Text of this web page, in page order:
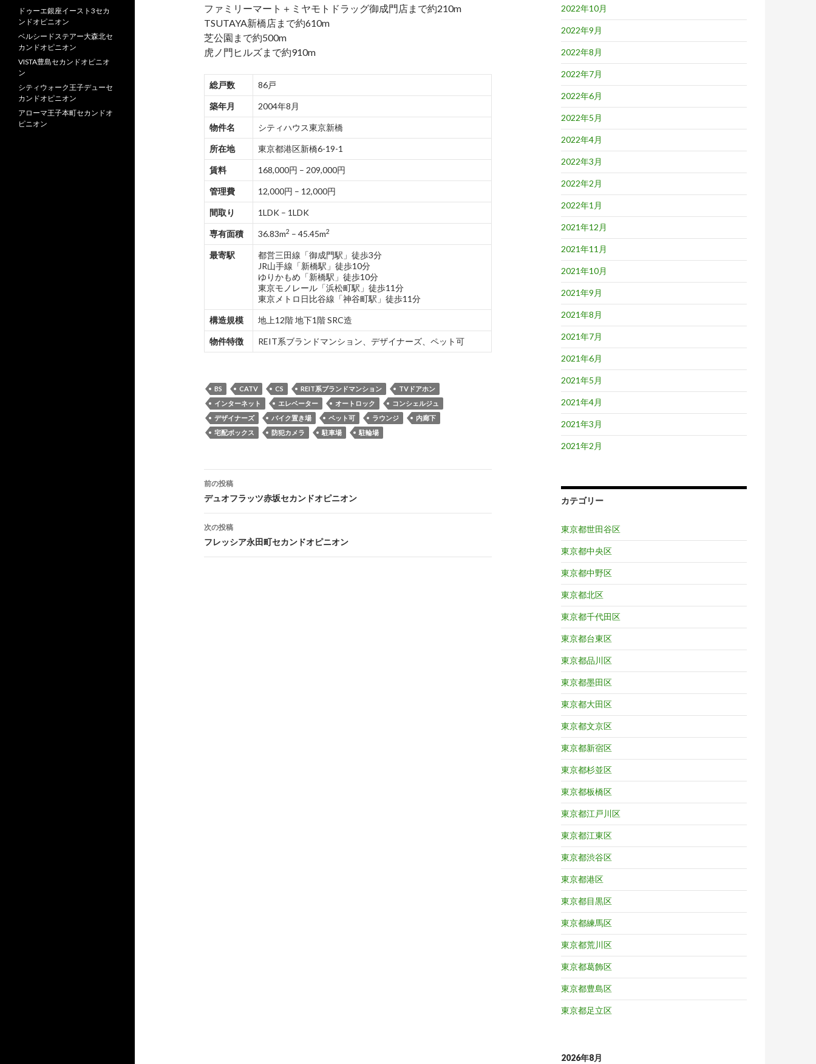
ファミリーマート＋ミヤモトドラッグ御成門店まで約210m
TSUTAYA新橋店まで約610m
芝公園まで約500m
虎ノ門ヒルズまで約910m
総戸数 86戸
築年月 2004年8月
物件名 シティハウス東京新橋
所在地 東京都港区新橋6-19-1
賃料 168,000円 – 209,000円
管理費 12,000円 – 12,000円
間取り 1LDK – 1LDK
専有面積 36.83m2 – 45.45m2
最寄駅
都営三田線「御成門駅」徒歩3分
JR山手線「新橋駅」徒歩10分
ゆりかもめ「新橋駅」徒歩10分
東京モノレール「浜松町駅」徒歩11分
東京メトロ日比谷線「神谷町駅」徒歩11分
構造規模 地上12階 地下1階 SRC造
物件特徴 REIT系ブランドマンション、デザイナーズ、ペット可
BS CATV CS REIT系ブランドマンション
TVドアホン
インターネット
エレベーター オートロック
コンシェルジュ
デザイナーズ
バイク置き場 ペット可 ラウンジ
内廊下
宅配ボックス
防犯カメラ 駐車場 駐輪場
投
稿
ナ
ビ
ゲ
前の投稿
デュオフラッツ赤坂セカンドオピニオン
次の投稿
フレッシア永田町セカンドオピニオン
2022年10月
2022年9月
2022年8月
2022年7月
2022年6月
2022年5月
2022年4月
2022年3月
2022年2月
2022年1月
2021年12月
2021年11月
2021年10月
2021年9月
2021年8月
2021年7月
2021年6月
2021年5月
2021年4月
2021年3月
2021年2月
カテゴリー
東京都世田谷区
東京都中央区
東京都中野区
東京都北区
東京都千代田区
東京都台東区
東京都品川区
東京都墨田区
東京都大田区
東京都文京区
東京都新宿区
東京都杉並区
東京都板橋区
東京都江戸川区
東京都江東区
東京都渋谷区
東京都港区
東京都目黒区
東京都練馬区
東京都荒川区
東京都葛飾区
東京都豊島区
東京都足立区
2026年8月
ドゥーエ銀座イースト3セカ
ンドオピニオン
ベルシードステアー大森北セ
カンドオピニオン
VISTA豊島セカンドオピニオ
ン
シティウォーク王子デューセ
カンドオピニオン
アローマ王子本町セカンドオ
ピニオン